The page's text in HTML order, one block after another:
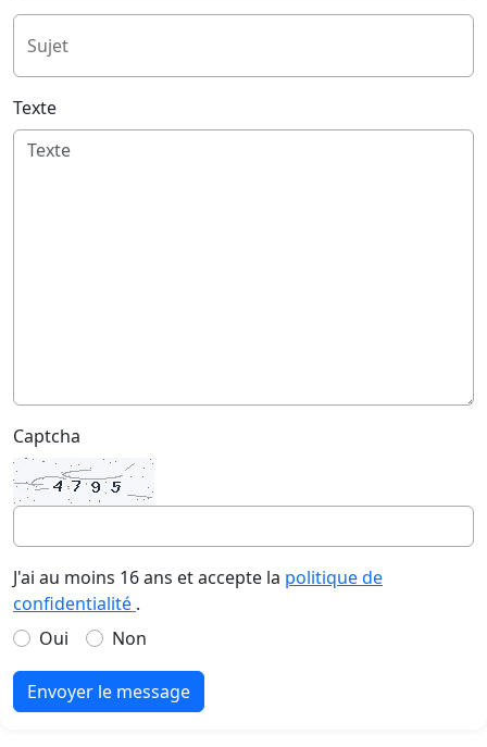
Sujet
Texte
Captcha
J'ai au moins 16 ans et accepte la politique de
confidentialité .
Oui
Non
Envoyer le message